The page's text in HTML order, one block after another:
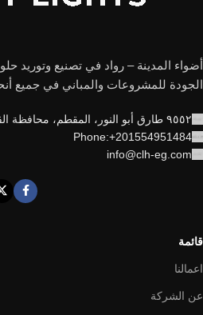
أضواء المدينة – رواد في تصنيع وتوريد
الجودة للمشروعات والمباني في جميع
٩٥٥٢ طارق أبو النور، المقطم، محافظة القاهرة
Phone:+201554951484
info@clh-eg.com
قائمة
اعمالنا
عن الشركة